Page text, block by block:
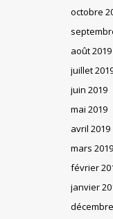
octobre
août 2019
juillet
juin 2019
mai 2019
avril 2019
mars 2019
février
janvier